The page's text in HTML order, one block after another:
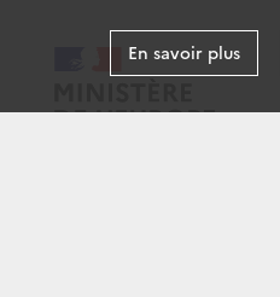
En savoir plus